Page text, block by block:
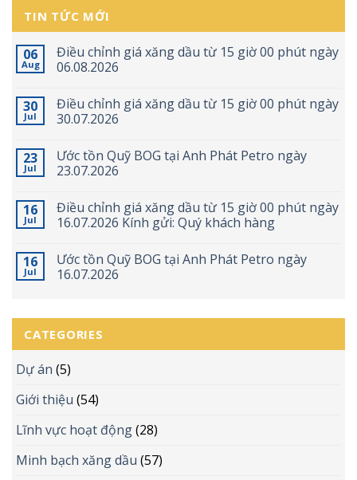
TIN TỨC MỚI
06
Aug
Điều chỉnh giá xăng dầu từ 15 giờ 00 phút ngày
06.08.2026
30
Jul
Điều chỉnh giá xăng dầu từ 15 giờ 00 phút ngày
30.07.2026
23
Jul
Ước tồn Quỹ BOG tại Anh Phát Petro ngày
23.07.2026
16
Jul
Điều chỉnh giá xăng dầu từ 15 giờ 00 phút ngày
16.07.2026 Kính gửi: Quý khách hàng
16
Jul
Ước tồn Quỹ BOG tại Anh Phát Petro ngày
16.07.2026
CATEGORIES
Dự án (5)
Giới thiệu (54)
Lĩnh vực hoạt động(28)
Minh bạch xăng dầu (57)